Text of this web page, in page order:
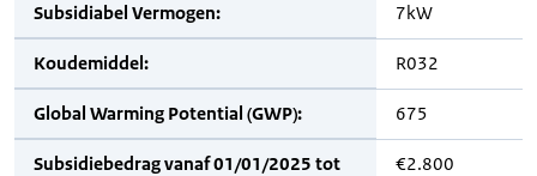
Subsidiabel Vermogen: 7kW
Koudemiddel: R032
Global Warming Potential (GWP): 675
Subsidiebedrag vanaf 01/01/2025 tot
€2.800